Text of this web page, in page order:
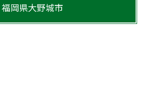
福岡県大野城市